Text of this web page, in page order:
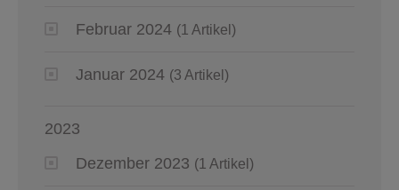
Februar 2024 (1 Artikel)
Januar 2024 (3 Artikel)
2023
Dezember 2023 (1 Artikel)